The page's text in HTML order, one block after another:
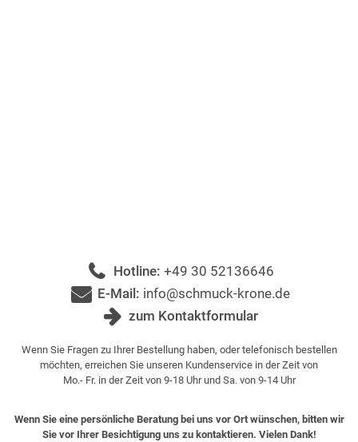
Hotline: +49 30 52136646
E-Mail: info@schmuck-krone.de
zum Kontaktformular
Wenn Sie Fragen zu Ihrer Bestellung haben, oder telefonisch bestellen
möchten, erreichen Sie unseren Kundenservice in der Zeit von
Mo.- Fr. in der Zeit von 9-18 Uhr und Sa. von 9-14 Uhr
Wenn Sie eine persönliche Beratung bei uns vor Ort wünschen, bitten wir
Sie vor Ihrer Besichtigung uns zu kontaktieren. Vielen Dank!